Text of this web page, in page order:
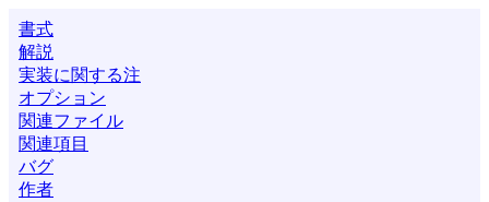
書式
解説
実装に関する注
オプション
関連ファイル
関連項目
バグ
作者